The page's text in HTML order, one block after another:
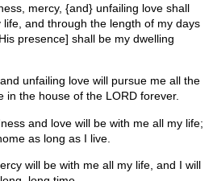
mercy, {and} unfailing love shall
and through the length of my days
presence] shall be my dwelling
unfailing love will pursue me all the
in the house of the LORD forever.
and love will be with me all my life;
as long as I live.
will be with me all my life, and I will